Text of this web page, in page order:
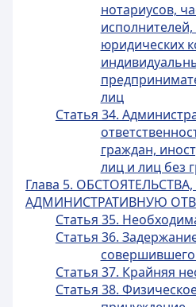
нотариусов,
исполнителей,
юридических
лиц
Статья 34.
граждан,
лиц и лиц без
Глава 5.
АДМИНИСТРАТИВНУЮ
Статья 35.
Статья 36.
совершившего
Статья 37. Крайняя
Статья 38.